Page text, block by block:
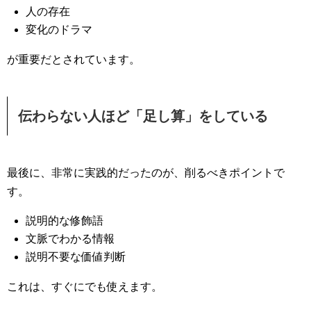
人の存在
変化のドラマ
が重要だとされています。
伝わらない人ほど「足し算」をしている
最後に、非常に実践的だったのが、削るべきポイントで
す。
説明的な修飾語
文脈でわかる情報
説明不要な価値判断
これは、すぐにでも使えます。